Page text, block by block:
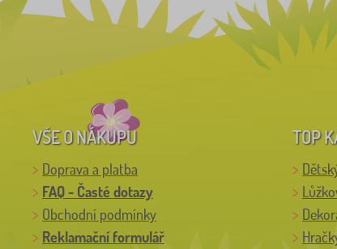
VŠE O NÁKUPU
Doprava a platba
FAQ - Časté dotazy
Obchodní podmínky
Reklamační formulář
TOP